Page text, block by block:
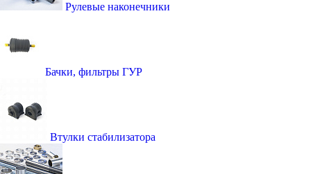
Рулевые наконечники
Бачки, фильтры ГУР
Втулки стабилизатора